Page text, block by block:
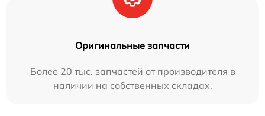
Оригинальные запчасти
Более 20 тыс. запчастей от производителя в
наличии на собственных складах.